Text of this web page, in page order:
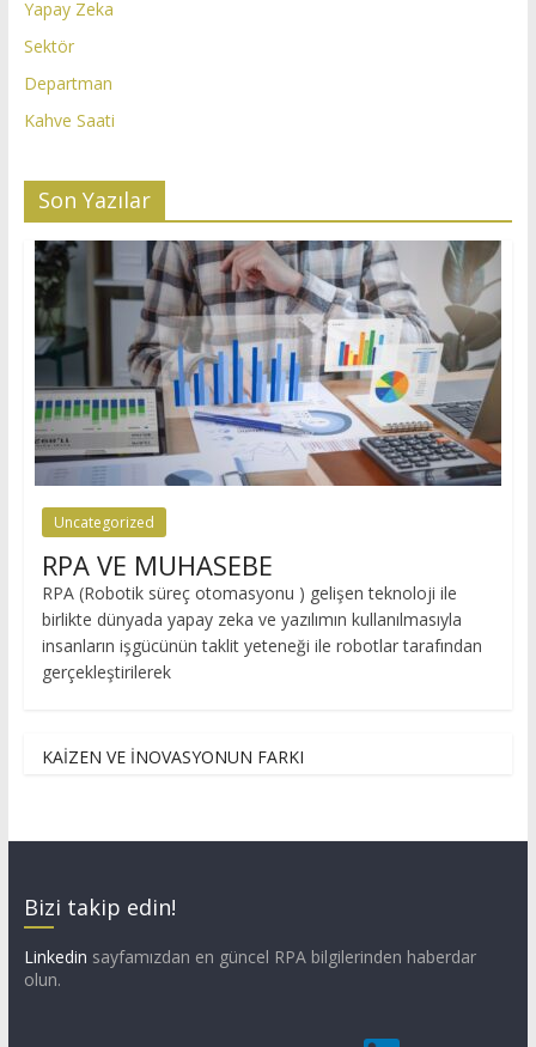
Yapay Zeka
Sektör
Departman
Kahve Saati
Son Yazılar
Uncategorized
RPA VE MUHASEBE
RPA (Robotik süreç otomasyonu ) gelişen teknoloji ile
birlikte dünyada yapay zeka ve yazılımın kullanılmasıyla
insanların işgücünün taklit yeteneği ile robotlar tarafından
gerçekleştirilerek
KAİZEN VE İNOVASYONUN FARKI
Bizi takip edin!
Linkedin sayfamızdan en güncel RPA bilgilerinden haberdar
olun.